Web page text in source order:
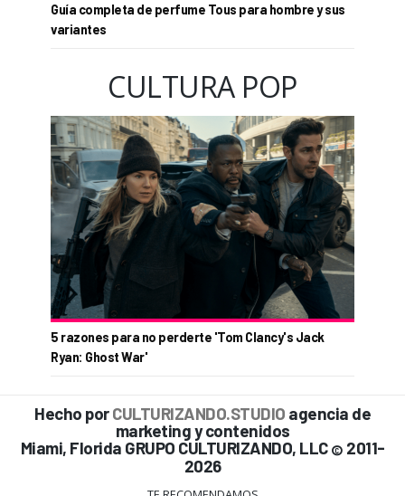
Guía completa de perfume Tous para hombre y sus
variantes
CULTURA POP
5 razones para no perderte 'Tom Clancy's Jack
Ryan: Ghost War'
Hecho porCULTURIZANDO.STUDIO agencia de
marketing y contenidos
Miami, Florida GRUPO CULTURIZANDO, LLC © 2011-
2026